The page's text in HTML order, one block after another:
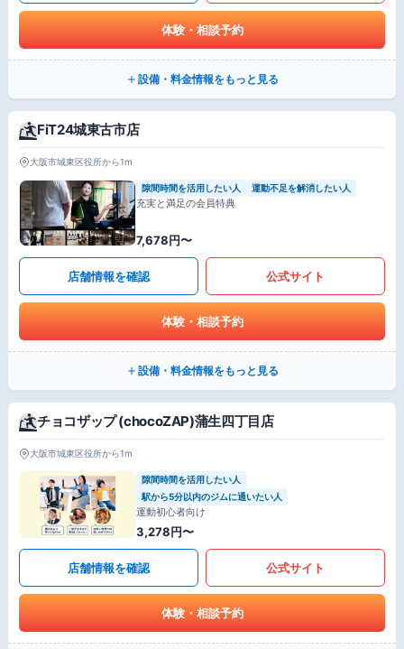
体験・相談予約
設備・料金情報をもっと見る
FiT24城東古市店
大阪市城東区役所から1m
隙間時間を活用したい人 運動不足を解消したい人
充実と満足の会員特典
7,678円〜
店舗情報を確認 公式サイト
体験・相談予約
設備・料金情報をもっと見る
チョコザップ (chocoZAP)蒲生四丁目店
大阪市城東区役所から1m
隙間時間を活用したい人
駅から5分以内のジムに通いたい人
運動初心者向け
3,278円〜
店舗情報を確認 公式サイト
体験・相談予約